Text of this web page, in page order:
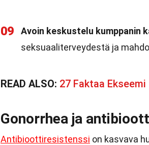
09 Avoin keskustelu kumppanin
seksuaaliterveydestä ja
READ ALSO: 27 Faktaa Ekseemi
Gonorrhea ja
Antibioottiresistenssi on kasvava